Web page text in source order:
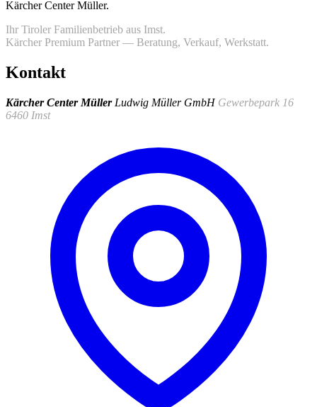
Kärcher Center Müller.
Ihr Tiroler Familienbetrieb aus Imst.
Kärcher Premium Partner — Beratung, Verkauf, Werkstatt.
Kontakt
Kärcher Center Müller Ludwig Müller GmbH Gewerbepark 16
6460 Imst